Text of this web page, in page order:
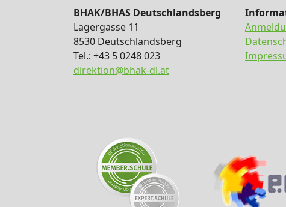
BHAK/BHAS Deutschlandsberg
Lagergasse 11
8530 Deutschlandsberg
Tel.: +43 5 0248 023
direktion@bhak-dl.at